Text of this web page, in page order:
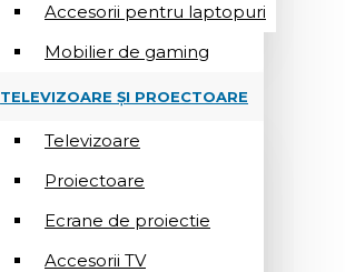
Accesorii pentru laptopuri
Mobilier de gaming
TELEVIZOARE ȘI PROECTOARE
Televizoare
Proiectoare
Ecrane de proiectie
Accesorii TV